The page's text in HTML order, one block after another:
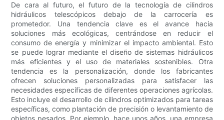
De cara al futuro, el futuro de la tecnología de cilindros
hidráulicos telescópicos debajo de la carrocería es
prometedor. Una tendencia clave es el avance hacia
soluciones más ecológicas, centrándose en reducir el
consumo de energía y minimizar el impacto ambiental. Esto
se puede lograr mediante el diseño de sistemas hidráulicos
más eficientes y el uso de materiales sostenibles. Otra
tendencia es la personalización, donde los fabricantes
ofrecen soluciones personalizadas para satisfacer las
necesidades específicas de diferentes operaciones agrícolas.
Esto incluye el desarrollo de cilindros optimizados para tareas
específicas, como plantación de precisión o levantamiento de